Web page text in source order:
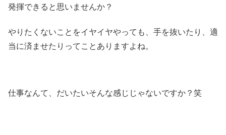
発揮できると思いませんか？
やりたくないことをイヤイヤやっても、手を抜いたり、適
当に済ませたりってことありますよね。
仕事なんて、だいたいそんな感じじゃないですか？笑